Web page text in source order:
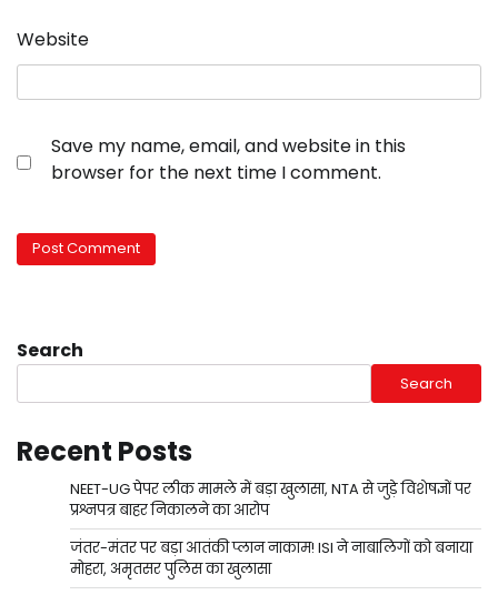
Website
Save my name, email, and website in this
browser for the next time I comment.
Search
Search
Recent Posts
NEET-UG पेपर लीक मामले में बड़ा खुलासा, NTA से जुड़े विशेषज्ञों पर
प्रश्नपत्र बाहर निकालने का आरोप
जंतर-मंतर पर बड़ा आतंकी प्लान नाकाम! ISI ने नाबालिगों को बनाया
मोहरा, अमृतसर पुलिस का खुलासा